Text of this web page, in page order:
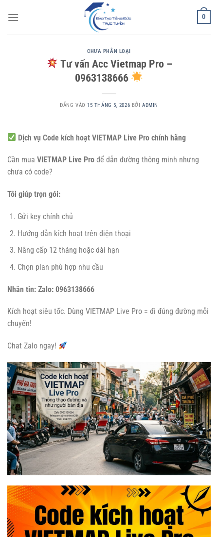
qua
0
CHƯA PHÂN LOẠI
Tư vấn Acc Vietmap Pro –
0963138666
ĐĂNG VÀO15 THÁNG 5, 2026 BỞI ADMIN
Dịch vụ Code kích hoạt VIETMAP Live Pro chính hãng
Cần mua VIETMAP Live Pro để dẫn đường thông minh nhưng
chưa có code?
Tôi giúp trọn gói:
Gửi key chính chủ
Hướng dẫn kích hoạt trên điện thoại
Nâng cấp 12 tháng hoặc dài hạn
Chọn plan phù hợp nhu cầu
Nhắn tin: Zalo: 0963138666
Kích hoạt siêu tốc. Dùng VIETMAP Live Pro = đi đúng đường mỗi
chuyến!
Chat Zalo ngay!